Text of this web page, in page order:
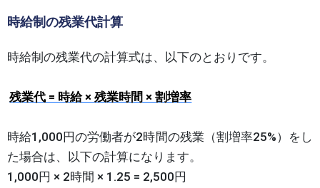
時給制の残業代計算
時給制の残業代の計算式は、以下のとおりです。
残業代 = 時給 × 残業時間 × 割増率
時給1,000円の労働者が2時間の残業（割増率25%）をし
た場合は、以下の計算になります。
1,000円 × 2時間 × 1.25 = 2,500円